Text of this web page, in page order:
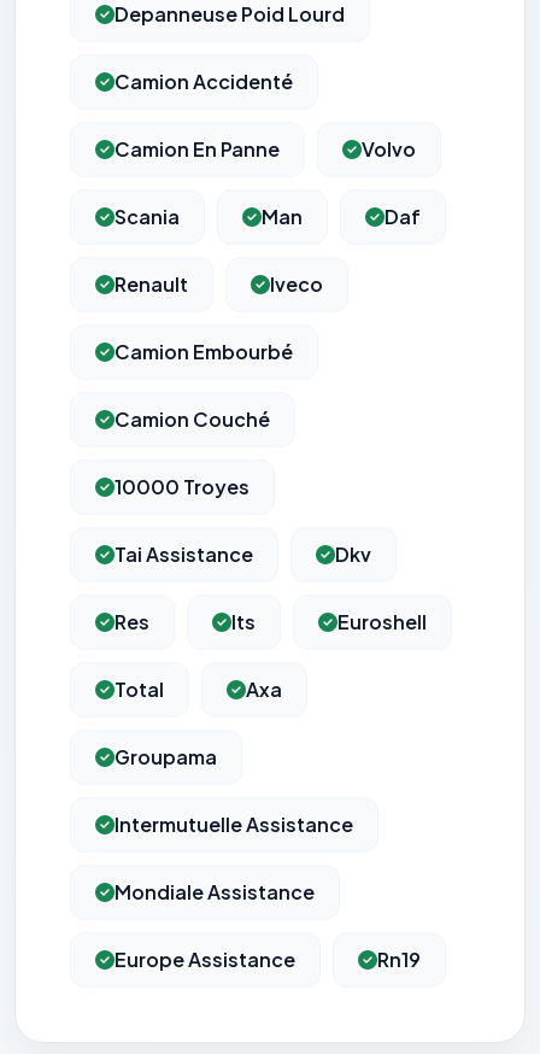
Depanneuse Poid Lourd
Camion Accidenté
Camion En Panne Volvo
Scania Man Daf
Renault Iveco
Camion Embourbé
Camion Couché
10000 Troyes
Tai Assistance Dkv
Res Its Euroshell
Total Axa
Groupama
Intermutuelle Assistance
Mondiale Assistance
Europe Assistance Rn19